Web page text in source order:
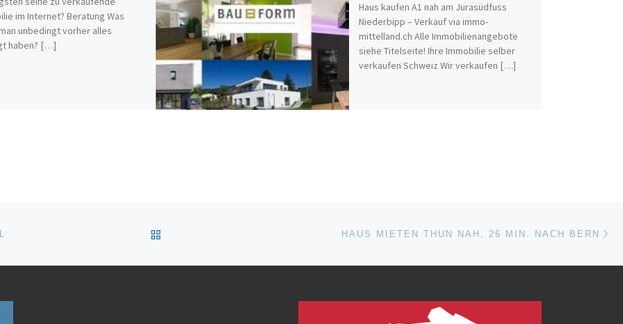
im Internet? Beratung Was
unbedingt vorher alles
haben? […]
Haus kaufen A1 nah am Jurasüdfuss
Niederbipp – Verkauf via immo-
mittelland.ch Alle Immobilienangebote
siehe Titelseite! Ihre Immobilie selber
verkaufen Schweiz Wir verkaufen […]
HAUS MIETEN THUN NAH, 26 MIN. NACH BERN